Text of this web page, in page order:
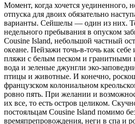
Момент, когда хочется уединенного,
отпуска для двоих обязательно
варианты. Сейшелы — один из них.
недельного пребывания в опуском
Cousine Island, небольшой частный
океане. Пейзажи точь-в-точь как
пляжи с белым песком и гранитными
вода и зеленые джунгли эко-
птицы и животные. И конечно,
французском колониальном
ровно пять. При желании и
их все, то есть остров целиком.
постояльцам Cousine Island помимо
времяпрепровождения, неги в спа и